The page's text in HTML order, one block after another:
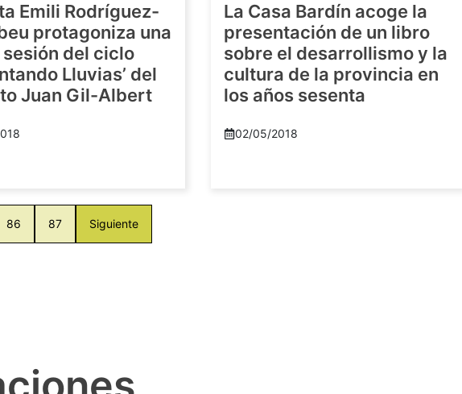
Emili Rodríguez-
protagoniza una
sesión del ciclo
Lluvias’ del
Juan Gil-Albert
La Casa Bardín acoge la
presentación de un libro
sobre el desarrollismo y la
cultura de la provincia en
los años sesenta
02/05/2018
86 87 Siguiente